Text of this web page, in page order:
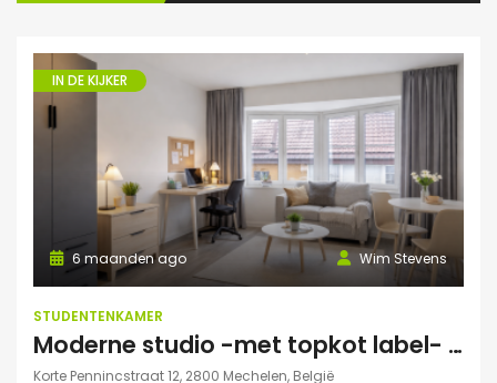
IN DE KIJKER
Wim Stevens
6 maanden ago
STUDENTENKAMER
Moderne studio -met topkot label- te huur gelegen in hartje Mechelen
Korte Pennincstraat 12, 2800 Mechelen, België